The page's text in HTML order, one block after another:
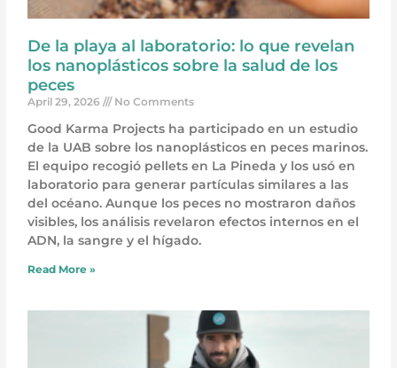
De la playa al laboratorio: lo que revelan
los nanoplásticos sobre la salud de los
peces
April 29, 2026 No Comments
Good Karma Projects ha participado en un estudio
de la UAB sobre los nanoplásticos en peces marinos.
El equipo recogió pellets en La Pineda y los usó en
laboratorio para generar partículas similares a las
del océano. Aunque los peces no mostraron daños
visibles, los análisis revelaron efectos internos en el
ADN, la sangre y el hígado.
Read More »